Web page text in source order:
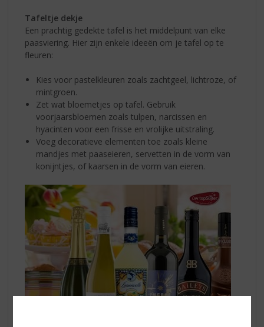
Tafeltje dekje
Een prachtig gedekte tafel is het middelpunt van elke
paasviering. Hier zijn enkele ideeën om je tafel op te
fleuren:
Kies voor pastelkleuren zoals zachtgeel, lichtroze, of
mintgroen.
Zet wat bloemetjes op tafel. Gebruik
voorjaarsbloemen zoals tulpen, narcissen en
hyacinten voor een frisse en vrolijke uitstraling.
Voeg decoratieve elementen toe zoals kleine
mandjes met paaseieren, servetten in de vorm van
konijntjes, of kaarsen in de vorm van eieren.